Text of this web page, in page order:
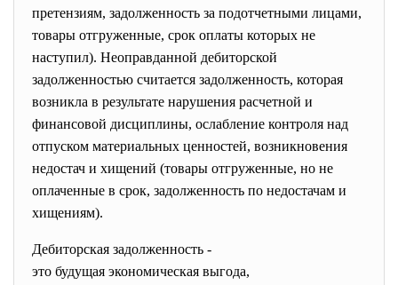
претензиям, задолженность за подотчетными лицами,
товары отгруженные, срок оплаты которых не
наступил). Неоправданной дебиторской
задолженностью считается задолженность, которая
возникла в результате нарушения расчетной и
финансовой дисциплины, ослабление контроля над
отпуском материальных ценностей, возникновения
недостач и хищений (товары отгруженные, но не
оплаченные в срок, задолженность по недостачам и
хищениям).
Дебиторская задолженность -
это будущая экономическая выгода,